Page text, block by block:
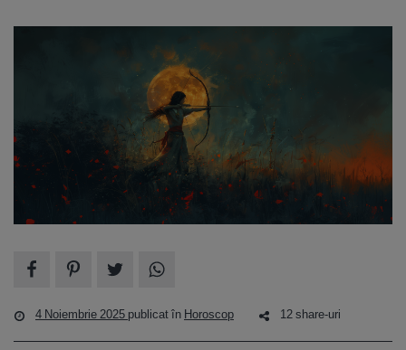
4 Noiembrie 2025 publicat în Horoscop 12 share-uri